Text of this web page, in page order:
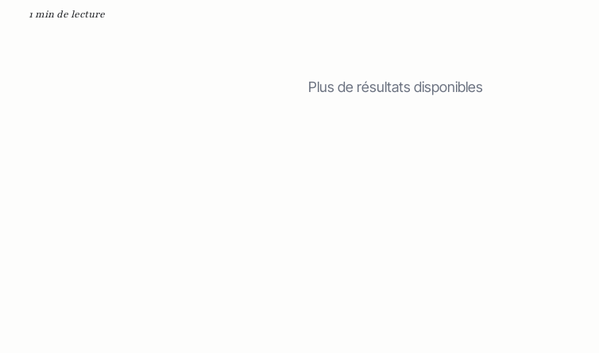
1 min de lecture
Plus de résultats disponibles